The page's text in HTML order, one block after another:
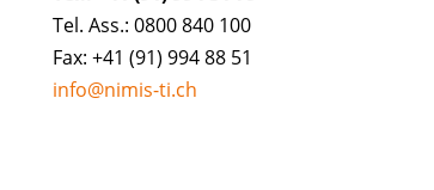
Tel. Ass.: 0800 840 100
Fax: +41 (91) 994 88 51
info@nimis-ti.ch